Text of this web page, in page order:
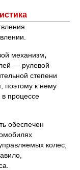
механизм,
— рулевой
степени
поэтому к нему
процессе
обеспечен
колес,